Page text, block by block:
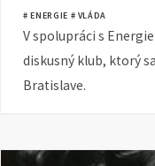
# ENERGIE # VLÁDA
V spolupráci s
diskusný klub, ktorý
Bratislave.